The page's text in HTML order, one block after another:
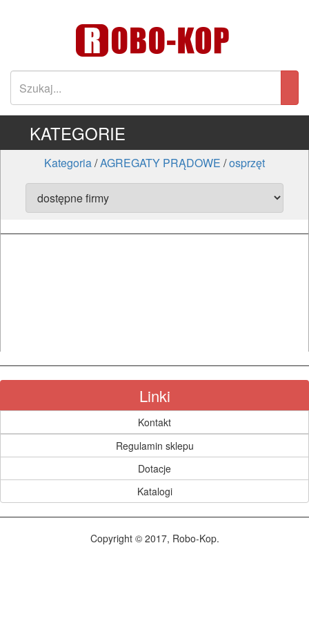
ELEKTRONARZĘDZIA
SIECIOWE
DO
ELEKTRONARZĘDZI
MAGAZYNOWANIE
I
TRANSPORTOWANIE
NARZĘDZIA
BUDOWLANE
KATEGORIE
Kategoria/AGREGATY PRĄDOWE /osprzęt
Linki
Kontakt
Regulamin sklepu
Dotacje
Katalogi
Copyright © 2017, Robo-Kop.